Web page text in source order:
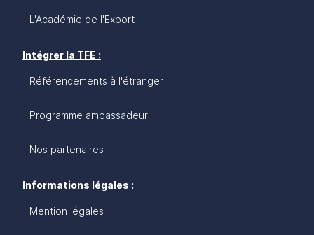
L'Académie de l'Export
Intégrer la TFE :
Référencements à l'étranger
Programme ambassadeur
Nos partenaires
Informations légales :
Mention légales